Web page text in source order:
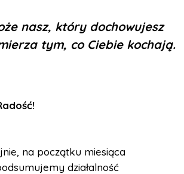
nasz, który dochowujesz
tym, co Ciebie kochają.
!
na początku miesiąca
działalność